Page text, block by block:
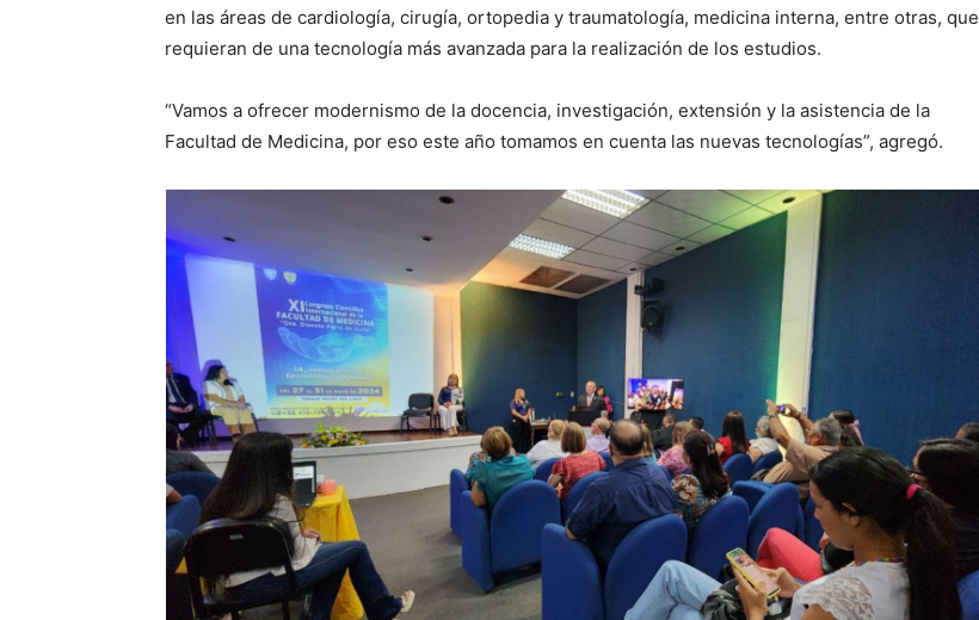
en las áreas de cardiología, cirugía, ortopedia y traumatología, medicina interna, entre otras, que
requieran de una tecnología más avanzada para la realización de los estudios.
“Vamos a ofrecer modernismo de la docencia, investigación, extensión y la asistencia de la
Facultad de Medicina, por eso este año tomamos en cuenta las nuevas tecnologías”, agregó.